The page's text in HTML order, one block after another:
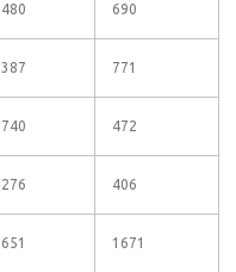
480 690
387 771
740 472
276 406
651 1671